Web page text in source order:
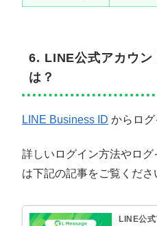
6. LINE公式アカウン
は？
LINE Business ID からログ
詳しいログイン方法やロ
は下記の記事をご覧くださ
LINE公